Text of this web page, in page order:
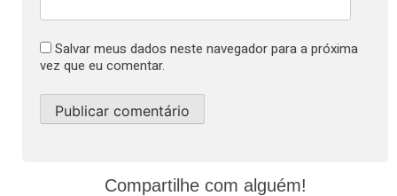
Salvar meus dados neste navegador para a próxima
vez que eu comentar.
Compartilhe com alguém!